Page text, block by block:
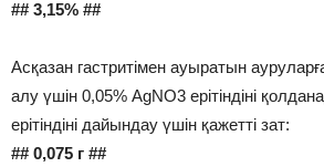
## 3,15% ##
Асқазан гастритімен ауыратын
алу үшін 0,05% AgNO3 ерітіндіні
ерітіндіні дайындау үшін қажетті зат:
## 0,075 г ##